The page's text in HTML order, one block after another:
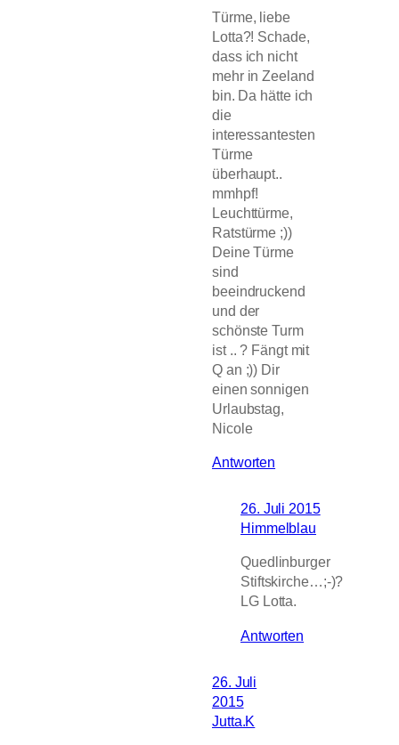
Türme, liebe
Lotta?! Schade,
dass ich nicht
mehr in Zeeland
bin. Da hätte ich
die
interessantesten
Türme
überhaupt..
mmhpf!
Leuchttürme,
Ratstürme ;))
Deine Türme
sind
beeindruckend
und der
schönste Turm
ist .. ? Fängt mit
Q an ;)) Dir
einen sonnigen
Urlaubstag,
Nicole
Antworten
26. Juli 2015
Himmelblau
Quedlinburger
Stiftskirche…;-)?
LG Lotta.
Antworten
26. Juli
2015
Jutta.K